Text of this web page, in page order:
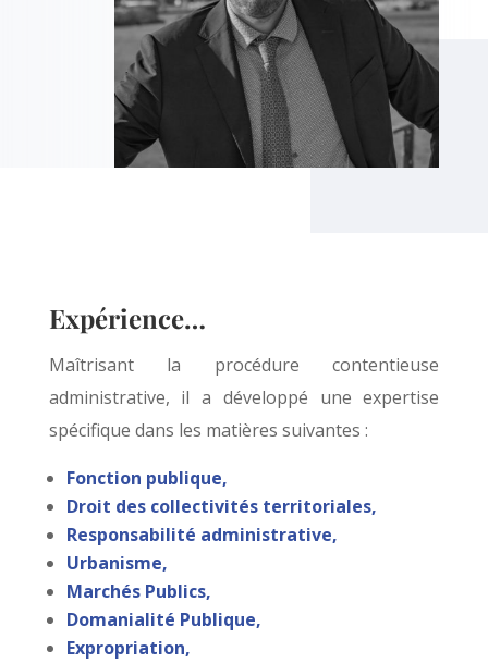
Expérience…
Maîtrisant la procédure contentieuse
administrative, il a développé une expertise
spécifique dans les matières suivantes :
Fonction publique,
Droit des collectivités territoriales,
Responsabilité administrative,
Urbanisme,
Marchés Publics,
Domanialité Publique,
Expropriation,